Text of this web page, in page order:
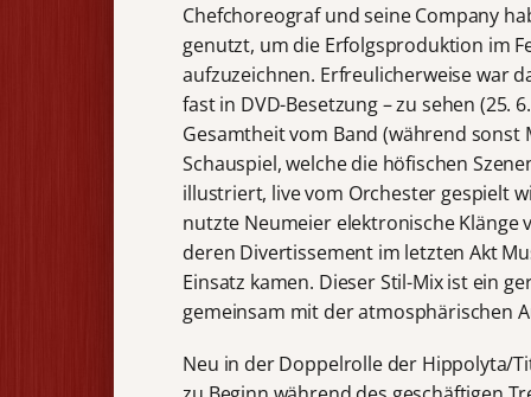
Chefchoreograf und seine Company
genutzt, um die Erfolgsproduktion im
aufzuzeichnen. Erfreulicherweise war
fast in DVD-Besetzung – zu sehen (25.
Gesamtheit vom Band (während
Schauspiel, welche die höfischen
illustriert, live vom Orchester gespielt
nutzte Neumeier elektronische
deren Divertissement im letzten Akt
Einsatz kamen. Dieser Stil-Mix ist ein
gemeinsam mit der atmosphärischen
Neu in der Doppelrolle der Hippolyta/